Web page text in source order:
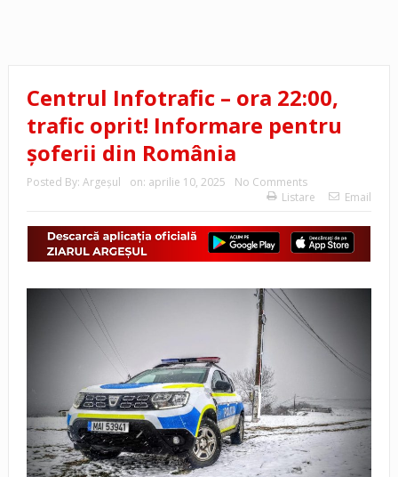
Centrul Infotrafic – ora 22:00,
trafic oprit! Informare pentru
șoferii din România
Posted By: Argeşul on: aprilie 10, 2025
No Comments
Listare
Email